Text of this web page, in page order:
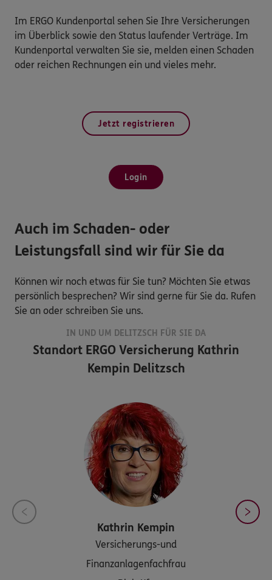
Im ERGO Kundenportal sehen Sie Ihre Versicherungen
im Überblick sowie den Status laufender Verträge. Im
Kundenportal verwalten Sie sie, melden einen Schaden
oder reichen Rechnungen ein und vieles mehr.
Jetzt registrieren
Login
Auch im Schaden- oder
Leistungsfall sind wir für Sie da
Können wir noch etwas für Sie tun? Möchten Sie etwas
persönlich besprechen? Wir sind gerne für Sie da. Rufen
Sie an oder schreiben Sie uns.
IN UND UM DELITZSCH FÜR SIE DA
Standort ERGO Versicherung Kathrin
Kempin Delitzsch
Kathrin Kempin
Versicherungs-und
Finanzanlagenfachfrau